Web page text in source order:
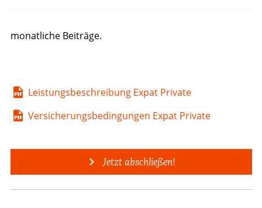
monatliche Beiträge.
Leistungsbeschreibung Expat Private
Versicherungsbedingungen Expat Private
Jetzt abschließen!